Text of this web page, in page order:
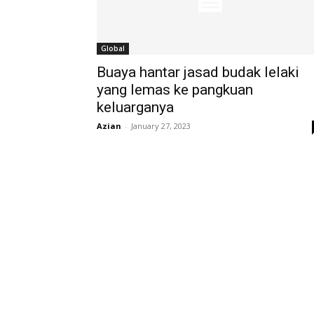
Global
Buaya hantar jasad budak lelaki
yang lemas ke pangkuan
keluarganya
Azian - January 27, 2023